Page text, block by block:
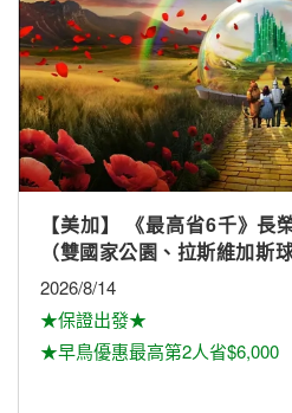
【歐洲】英格蘭、蘇格蘭、
區飯店2晚、唯美小鎮、景觀
雙大學城、下午茶
2026/8/28
★長榮航空★直飛倫敦★